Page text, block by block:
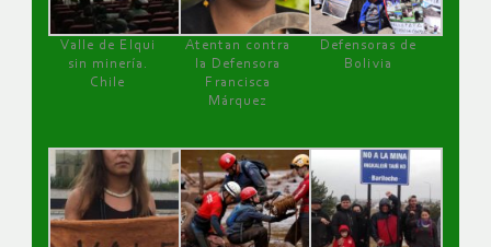
Valle de Elqui
sin minería.
Chile
Atentan contra
la Defensora
Francisca
Márquez
Defensoras de
Bolivia